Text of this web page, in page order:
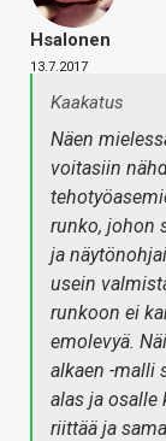
Hsalonen
13.7.2017
Kaakatus
Näen
voitasiin
runko, johon
ja
usein
runkoon ei
emolevyä.
alkaen -malli
alas ja
riittää ja